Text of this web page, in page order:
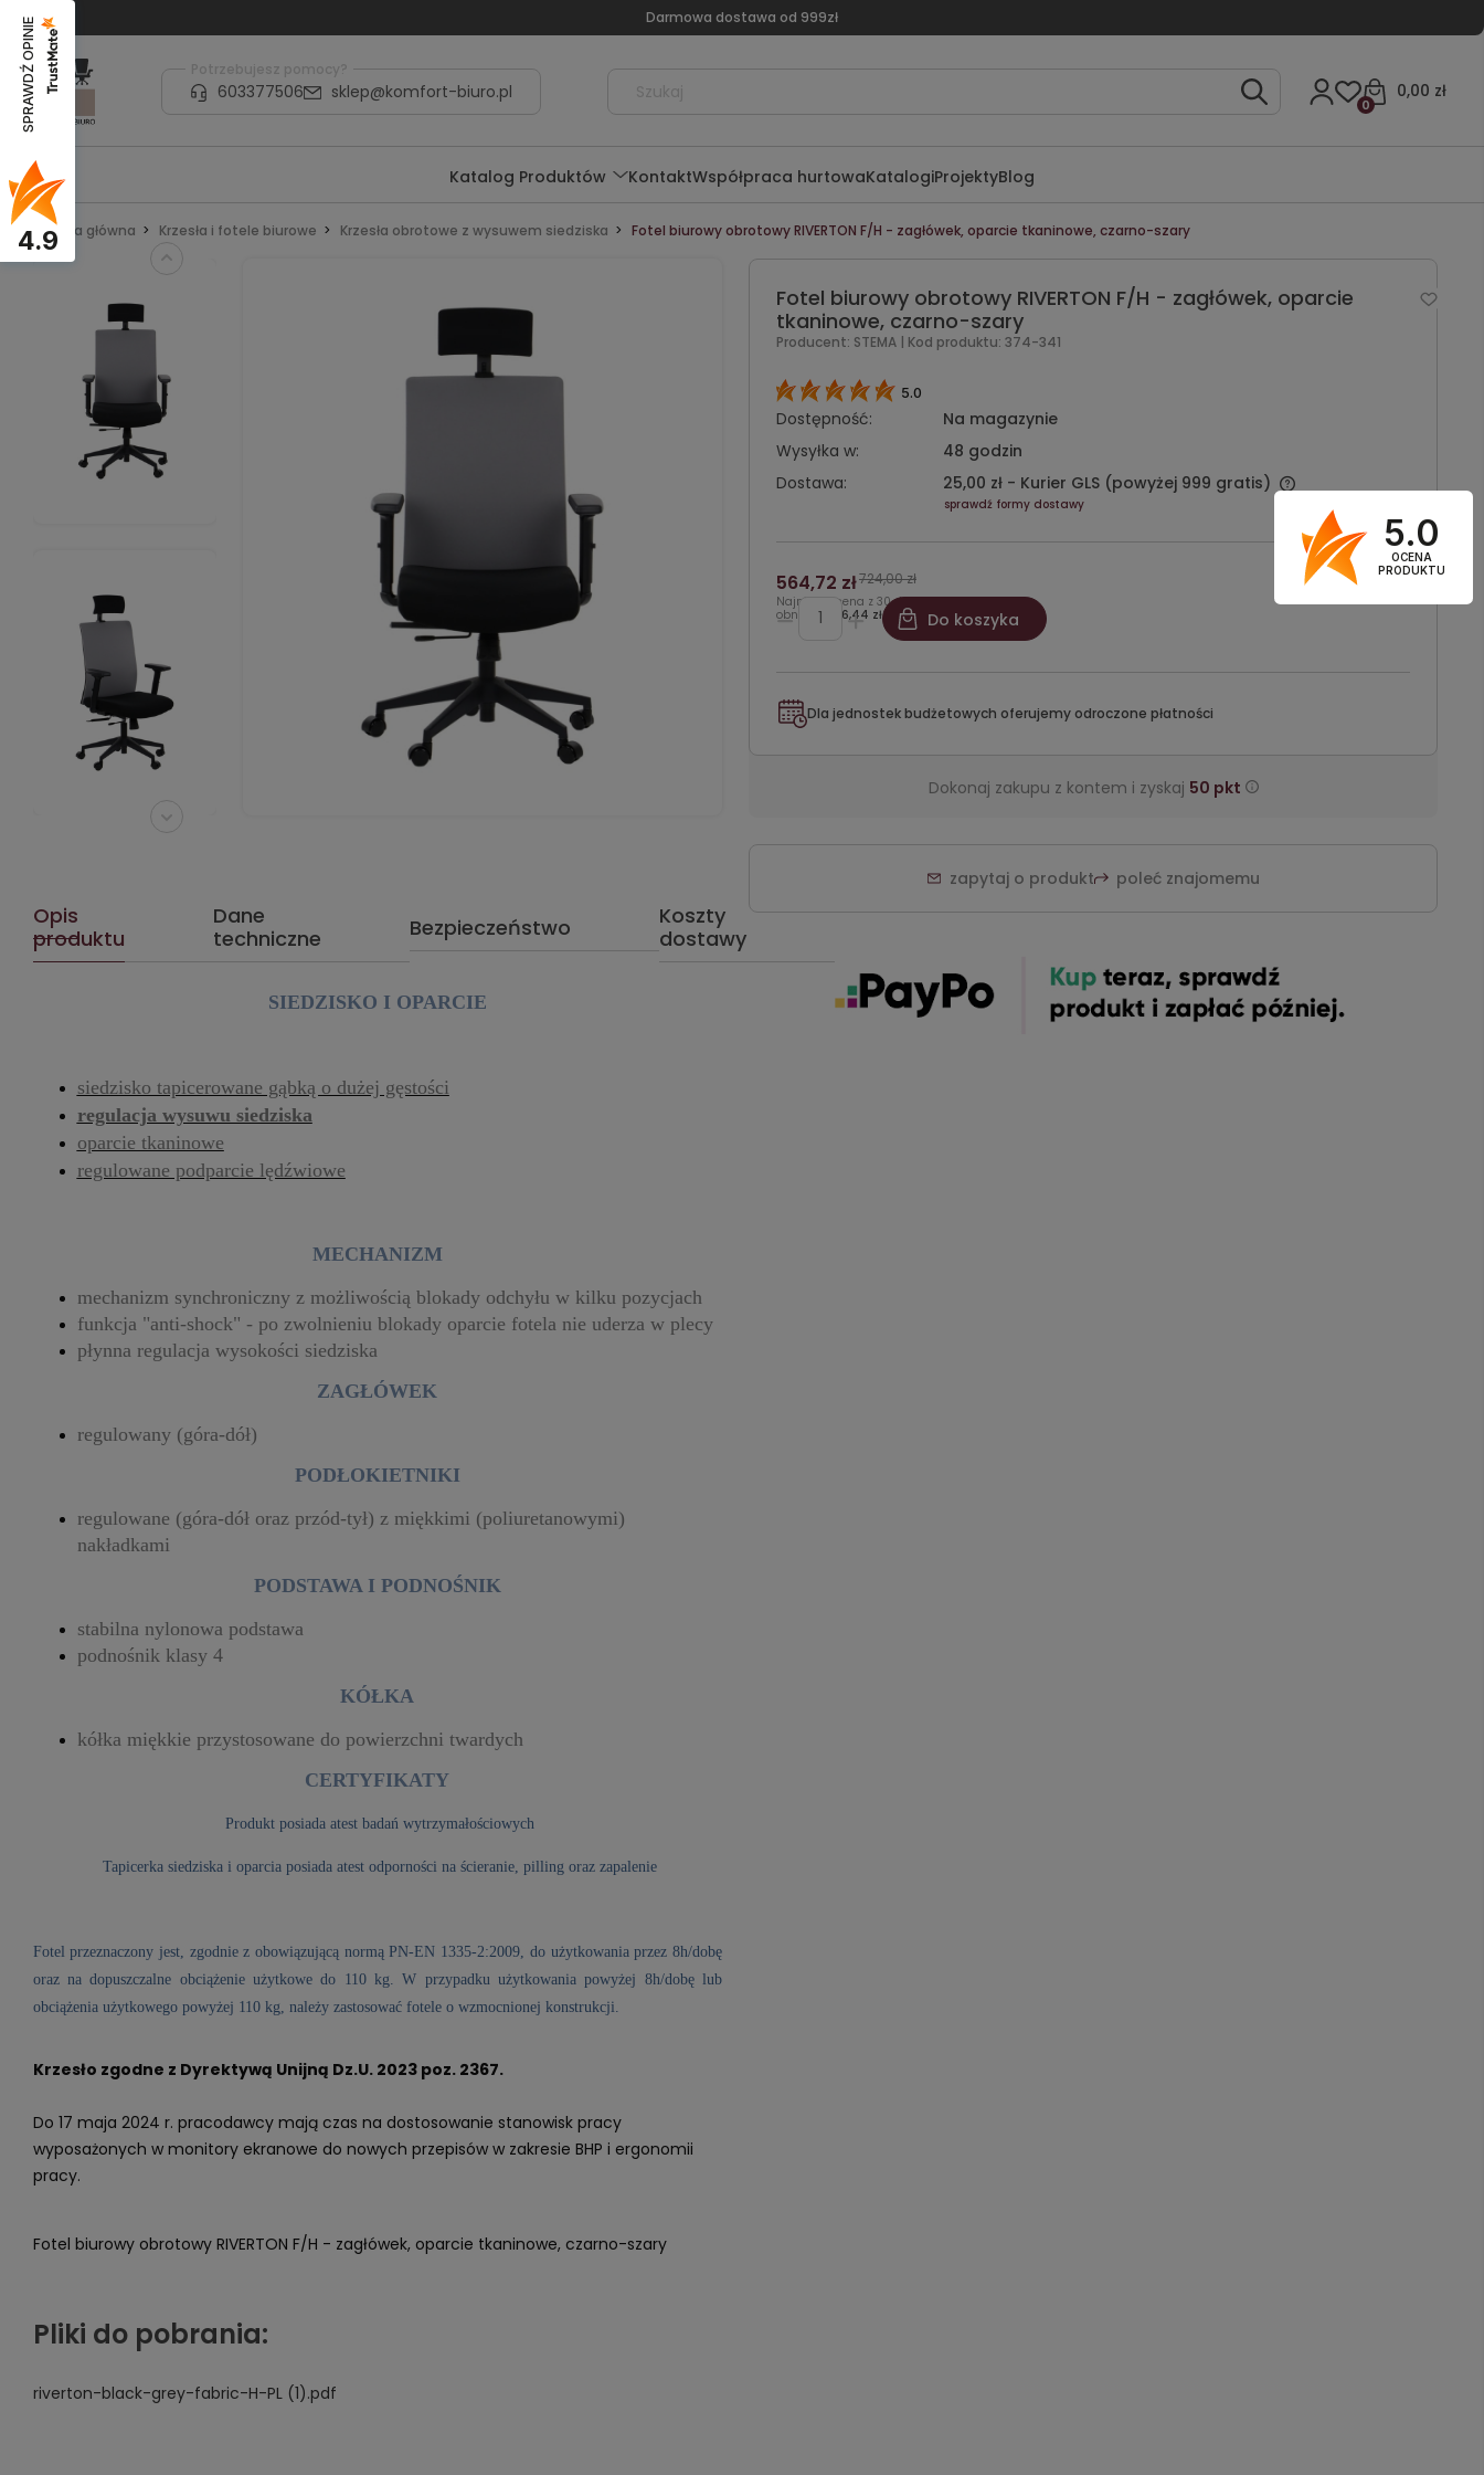
Darmowa dostawa od 999zł
Potrzebujesz pomocy?
603377506 sklep@komfort-biuro.pl 0,00 zł
0
Katalog Produktów KontaktWspółpraca hurtowaKatalogiProjektyBlog
Strona główna Krzesła i fotele biurowe Krzesła obrotowe z wysuwem siedziska Fotel biurowy obrotowy RIVERTON F/H - zagłówek, oparcie tkaninowe, czarno-szary
Opis
produktu
Dane
techniczne
Bezpieczeństwo
Koszty
dostawy
SIEDZISKO I OPARCIE
siedzisko tapicerowane gąbką o dużej gęstości
regulacja wysuwu siedziska
oparcie tkaninowe
regulowane podparcie lędźwiowe
MECHANIZM
mechanizm synchroniczny z możliwością blokady odchyłu w kilku pozycjach
funkcja "anti-shock" - po zwolnieniu blokady oparcie fotela nie uderza w plecy
płynna regulacja wysokości siedziska
ZAGŁÓWEK
regulowany (góra-dół)
PODŁOKIETNIKI
regulowane (góra-dół oraz przód-tył) z miękkimi (poliuretanowymi)
nakładkami
PODSTAWA I PODNOŚNIK
stabilna nylonowa podstawa
podnośnik klasy 4
KÓŁKA
kółka miękkie przystosowane do powierzchni twardych
CERTYFIKATY
Produkt posiada atest badań wytrzymałościowych
Tapicerka siedziska i oparcia posiada atest odporności na ścieranie, pilling oraz zapalenie
Fotel przeznaczony jest, zgodnie z obowiązującą normą PN-EN 1335-2:2009, do użytkowania przez 8h/dobę
oraz na dopuszczalne obciążenie użytkowe do 110 kg. W przypadku użytkowania powyżej 8h/dobę lub
obciążenia użytkowego powyżej 110 kg, należy zastosować fotele o wzmocnionej konstrukcji.
Krzesło zgodne z Dyrektywą Unijną Dz.U. 2023 poz. 2367.
Do 17 maja 2024 r. pracodawcy mają czas na dostosowanie stanowisk pracy
wyposażonych w monitory ekranowe do nowych przepisów w zakresie BHP i ergonomii
pracy.
Fotel biurowy obrotowy RIVERTON F/H - zagłówek, oparcie tkaninowe, czarno-szary
Pliki do pobrania:
riverton-black-grey-fabric-H-PL (1).pdf
Fotel biurowy obrotowy RIVERTON F/H - zagłówek, oparcie
tkaninowe, czarno-szary
Producent: STEMA | Kod produktu: 374-341
5.0
Dostępność:
Na magazynie
Wysyłka w:
48 godzin
Dostawa:
25,00 zł - Kurier GLS (powyżej 999 gratis)
sprawdź formy dostawy
564,72 zł724,00 zł
Najniższa cena z 30 dni przed
obniżką:
586,44 zł Do koszyka
Dla jednostek budżetowych oferujemy odroczone płatności
Dokonaj zakupu z kontem i zyskaj 50 pkt
zapytaj o produkt poleć znajomemu
SPRAWDŹ OPINIE
4.9
5.0
OCENA
PRODUKTU